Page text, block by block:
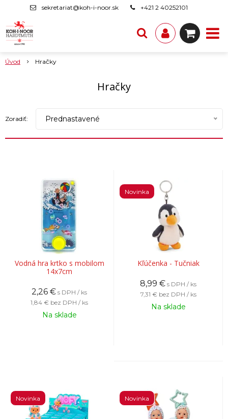
sekretariat@koh-i-noor.sk +421 2 40252101
Úvod Hračky
Hračky
Zoradiť: Prednastavené
Vodná hra krtko s mobilom
14x7cm
2,26 € s DPH / ks
1,84 € bez DPH / ks
Na sklade
Kľúčenka - Tučniak
Novinka
8,99 € s DPH / ks
7,31 € bez DPH / ks
Na sklade
Novinka Novinka